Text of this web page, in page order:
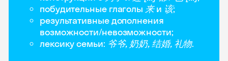
побудительные глаголы 来и 该;
результативные дополнения
возможности/невозможности;
лексику семьи: 爷爷, 奶奶, 结婚, 礼物.